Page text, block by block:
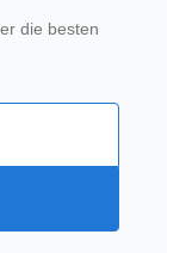
die besten